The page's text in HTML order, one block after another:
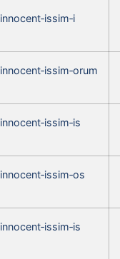
innocent‑issim‑i
innocent‑issim‑orum
innocent‑issim‑is
innocent‑issim‑os
innocent‑issim‑is